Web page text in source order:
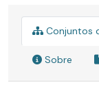
Conjuntos
Sobre